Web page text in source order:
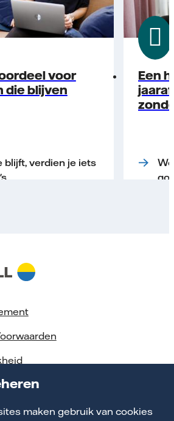
maken gebruik van cookies
voor
die blijven
blijft, verdien je iets
Een